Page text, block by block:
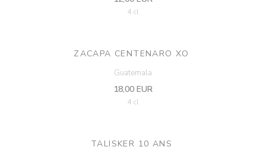
4 cl
ZACAPA CENTENARO XO
Guatemala
18,00 EUR
4 cl
TALISKER 10 ANS